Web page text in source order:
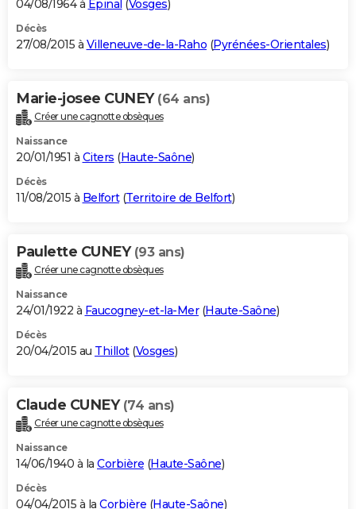
04/08/1964 à Épinal (Vosges)
Décès
27/08/2015 à Villeneuve-de-la-Raho (Pyrénées-Orientales)
Marie-josee CUNEY (64 ans)
Créer une cagnotte obsèques
Naissance
20/01/1951 à Citers (Haute-Saône)
Décès
11/08/2015 à Belfort(Territoire de Belfort)
Paulette CUNEY (93 ans)
Créer une cagnotte obsèques
Naissance
24/01/1922 à Faucogney-et-la-Mer(Haute-Saône)
Décès
20/04/2015 au Thillot(Vosges)
Claude CUNEY (74 ans)
Créer une cagnotte obsèques
Naissance
14/06/1940 à la Corbière (Haute-Saône)
Décès
04/04/2015 à la Corbière (Haute-Saône)